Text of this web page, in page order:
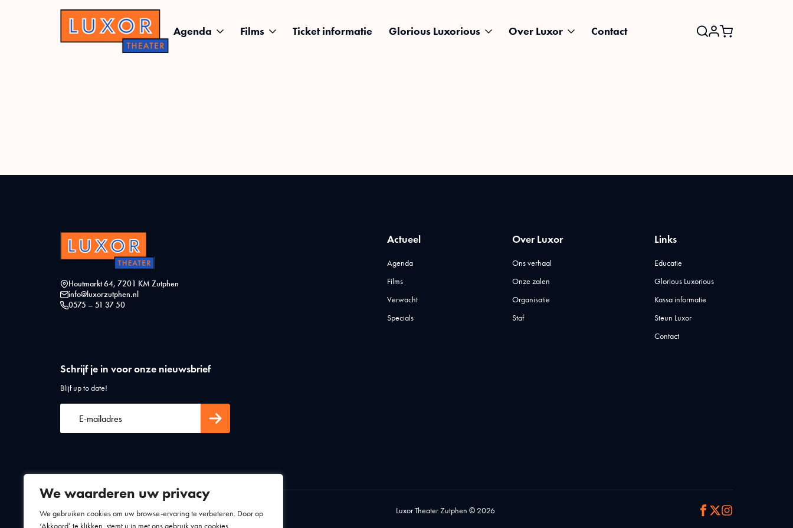
We waarderen uw privacy
We gebruiken cookies om uw browse-ervaring te verbeteren. Door op
‘Akkoord’ te klikken, stemt u in met ons gebruik van cookies.
Agenda Films Ticket informatie Glorious Luxorious Over Luxor
Contact
Houtmarkt 64, 7201 KM Zutphen
info@luxorzutphen.nl
0575 – 51 37 50
Actueel
Agenda
Films
Verwacht
Specials
Over Luxor
Ons verhaal
Onze zalen
Organisatie
Staf
Links
Educatie
Glorious Luxorious
Kassa informatie
Steun Luxor
Contact
Schrijf je in voor onze nieuwsbrief
Blijf up to date!
Algemene voorwaardenPrivacy statement Luxor Theater Zutphen © 2026